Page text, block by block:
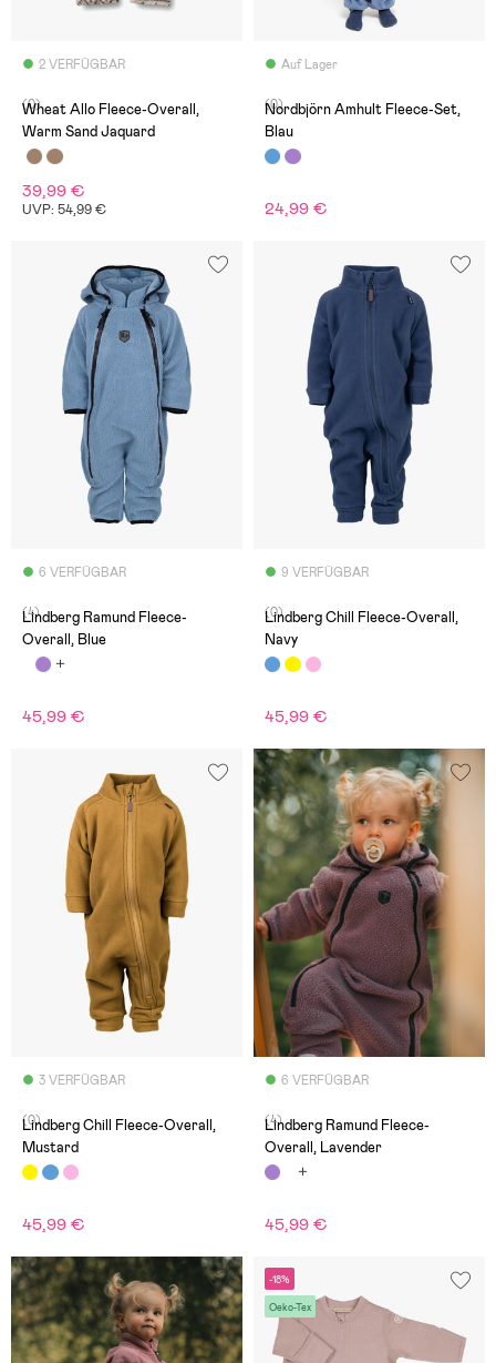
2 VERFÜGBAR
(0)
Wheat Allo Fleece-Overall,
Warm Sand Jaquard
39,99 €
UVP: 54,99 €
Auf Lager
(0)
Nordbjörn Amhult Fleece-Set,
Blau
24,99 €
6 VERFÜGBAR
(4)
Lindberg Ramund Fleece-
Overall, Blue
45,99 €
9 VERFÜGBAR
(0)
Lindberg Chill Fleece-Overall,
Navy
45,99 €
3 VERFÜGBAR
(0)
Lindberg Chill Fleece-Overall,
Mustard
45,99 €
6 VERFÜGBAR
(4)
Lindberg Ramund Fleece-
Overall, Lavender
45,99 €
-18%
Oeko-Tex